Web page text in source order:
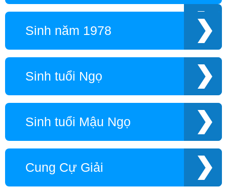
tiếng
Sinh năm 1978
Sinh tuổi Ngọ
Sinh tuổi Mậu Ngọ
Cung Cự Giải